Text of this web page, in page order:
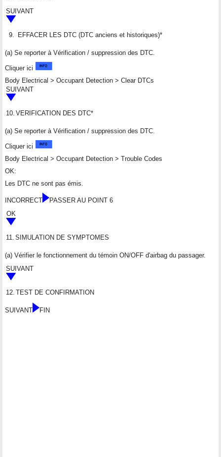
SUIVANT
9. EFFACER LES DTC (DTC anciens et historiques)*
(a) Se reporter à Vérification / suppression des DTC.
Cliquer ici
Body Electrical > Occupant Detection > Clear DTCs
SUIVANT
10. VERIFICATION DES DTC*
(a) Se reporter à Vérification / suppression des DTC.
Cliquer ici
Body Electrical > Occupant Detection > Trouble Codes
OK:
Les DTC ne sont pas émis.
INCORRECT
PASSER AU POINT 6
OK
11. SIMULATION DE SYMPTOMES
(a) Vérifier le fonctionnement du témoin ON/OFF d'airbag du passager.
SUIVANT
12. TEST DE CONFIRMATION
SUIVANT FIN